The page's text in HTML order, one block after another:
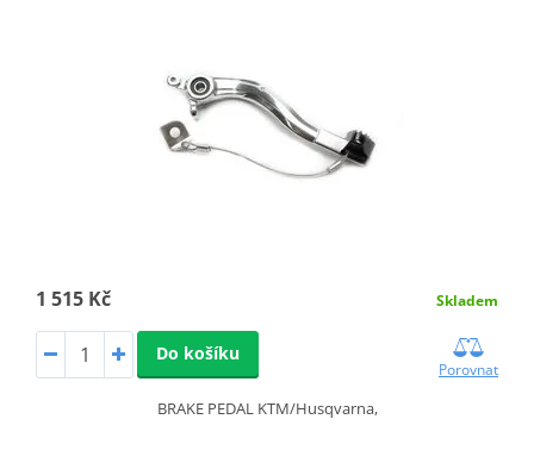
1 515 Kč Skladem
Do košíku
Porovnat
BRAKE PEDAL KTM/Husqvarna,